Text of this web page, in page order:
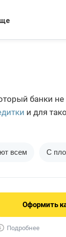
банки не
и для
всем С
Оформить
Подробнее